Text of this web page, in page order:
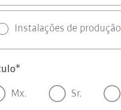
Instalações de produção
Mx. Sr.